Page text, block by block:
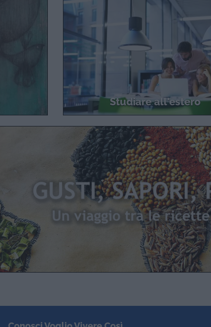
Studiare all'estero